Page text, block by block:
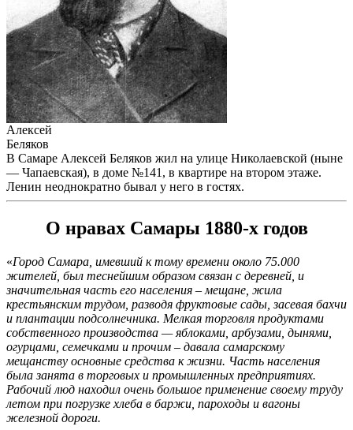
Алексей
Беляков
В Самаре Алексей Беляков жил на улице Николаевской (ныне
— Чапаевская), в доме №141, в квартире на втором этаже.
Ленин неоднократно бывал у него в гостях.
О нравах Самары 1880-х годов
«Город Самара, имевший к тому времени около 75.000
жителей, был теснейшим образом связан с деревней, и
значительная часть его населения – мещане, жила
крестьянским трудом, разводя фруктовые сады, засевая бахчи
и плантации подсолнечника. Мелкая торговля продуктами
собственного производства — яблоками, арбузами, дынями,
огурцами, семечками и прочим – давала самарскому
мещанству основные средства к жизни. Часть населения
была занята в торговых и промышленных предприятиях.
Рабочий люд находил очень большое применение своему труду
летом при погрузке хлеба в баржи, пароходы и вагоны
железной дороги.